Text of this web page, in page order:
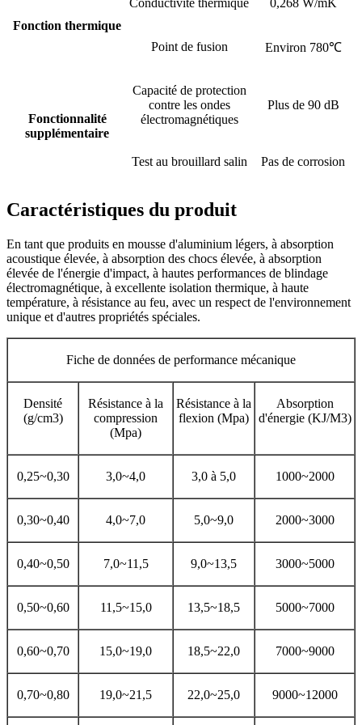
Fonction thermique
Conductivité thermique 0,268 W/mK
Point de fusion Environ 780℃
Fonctionnalité
supplémentaire
Capacité de protection
contre les ondes
électromagnétiques
Plus de 90 dB
Test au brouillard salin Pas de corrosion
Caractéristiques du produit
En tant que produits en mousse d'aluminium légers, à absorption
acoustique élevée, à absorption des chocs élevée, à absorption
élevée de l'énergie d'impact, à hautes performances de blindage
électromagnétique, à excellente isolation thermique, à haute
température, à résistance au feu, avec un respect de l'environnement
unique et d'autres propriétés spéciales.
Fiche de données de performance mécanique
Densité
(g/cm3)
Résistance à la
compression
(Mpa)
Résistance à la
flexion (Mpa)
Absorption
d'énergie (KJ/M3)
0,25~0,30 3,0~4,0 3,0 à 5,0 1000~2000
0,30~0,40 4,0~7,0 5,0~9,0 2000~3000
0,40~0,50 7,0~11,5 9,0~13,5 3000~5000
0,50~0,60 11,5~15,0 13,5~18,5 5000~7000
0,60~0,70 15,0~19,0 18,5~22,0 7000~9000
0,70~0,80 19,0~21,5 22,0~25,0 9000~12000